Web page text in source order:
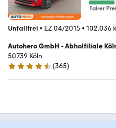
Fairer
Unfallfrei • EZ 04/2015 • 102.036
Autohero GmbH - Abholfiliale
50739 Köln
4.6 Sterne
(365)